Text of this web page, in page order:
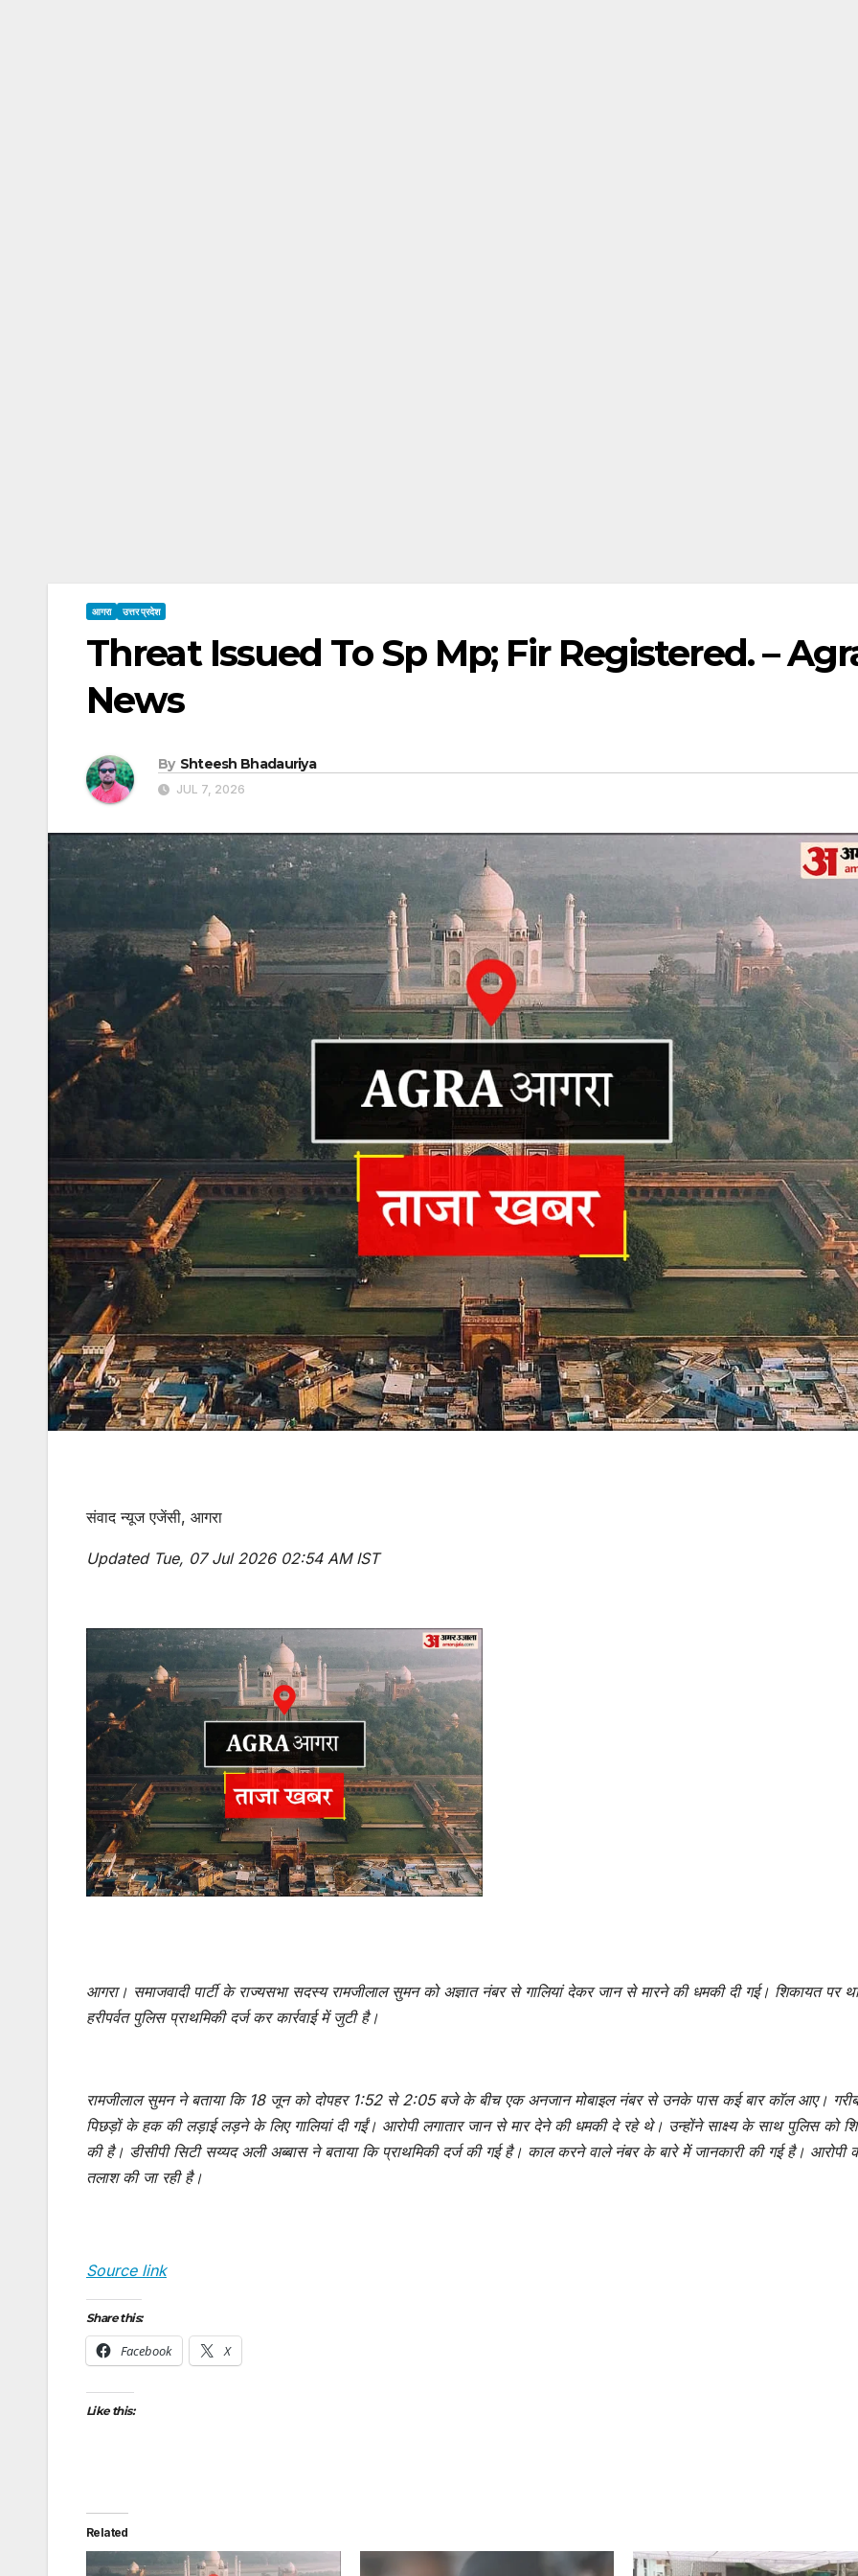
आगरा उत्तर प्रदेश
Threat Issued To Sp Mp; Fir Registered. –
News
By Shteesh Bhadauriya
JUL 7, 2026
संवाद न्यूज एजेंसी, आगरा
Updated Tue, 07 Jul 2026 02:54 AM IST
आगरा। समाजवादी पार्टी के राज्यसभा सदस्य रामजीलाल सुमन को अज्ञात नंबर से गालियां देकर जान से मारने की धमकी दी गई। शिकायत पर
हरीपर्वत पुलिस प्राथमिकी दर्ज कर कार्रवाई में जुटी है।
रामजीलाल सुमन ने बताया कि 18 जून को दोपहर 1:52 से 2:05 बजे के बीच एक अनजान मोबाइल नंबर से उनके पास कई बार कॉल आए।
पिछड़ों के हक की लड़ाई लड़ने के लिए गालियां दी गईं। आरोपी लगातार जान से मार देने की धमकी दे रहे थे। उन्होंने साक्ष्य के साथ पुलिस को
की है। डीसीपी सिटी सय्यद अली अब्बास ने बताया कि प्राथमिकी दर्ज की गई है। काल करने वाले नंबर के बारे मेें जानकारी की गई है। आरोपी
तलाश की जा रही है।
Source link
Share this:
Facebook X
Like this:
Related